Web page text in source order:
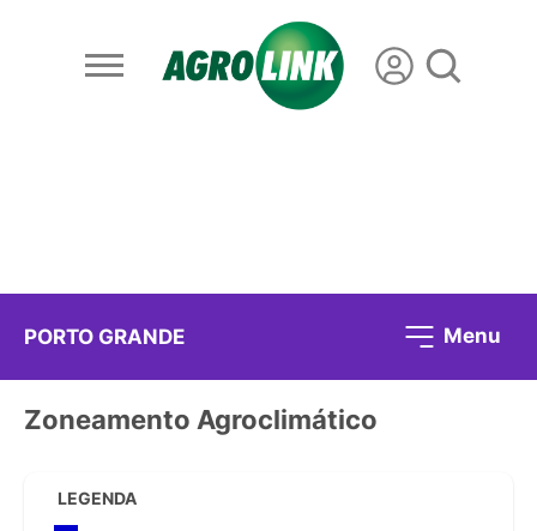
PORTO GRANDE Menu
Zoneamento Agroclimático
LEGENDA